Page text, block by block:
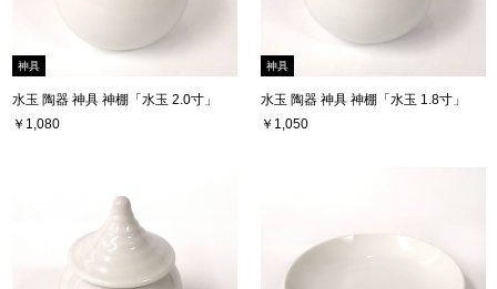
神具
水玉 陶器 神具 神棚「水玉 2.0寸」
￥1,080
神具
水玉 陶器 神具 神棚「水玉 1.8寸」
￥1,050